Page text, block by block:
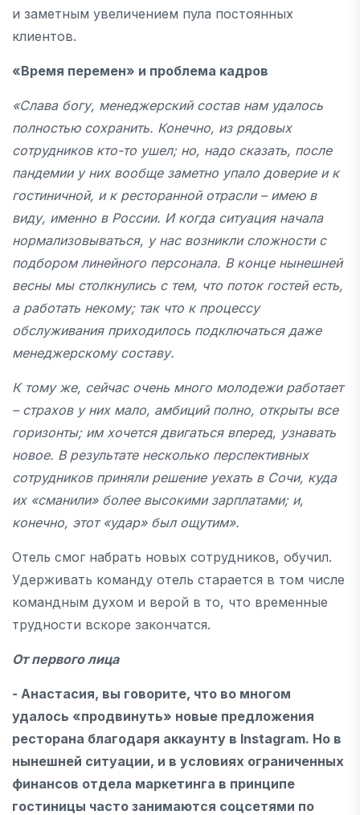
и заметным увеличением пула постоянных
клиентов.
«Время перемен» и проблема кадров
«Слава богу, менеджерский состав нам удалось
полностью сохранить. Конечно, из рядовых
сотрудников кто-то ушел; но, надо сказать, после
пандемии у них вообще заметно упало доверие и к
гостиничной, и к ресторанной отрасли – имею в
виду, именно в России. И когда ситуация начала
нормализовываться, у нас возникли сложности с
подбором линейного персонала. В конце нынешней
весны мы столкнулись с тем, что поток гостей есть,
а работать некому; так что к процессу
обслуживания приходилось подключаться даже
менеджерскому составу.
К тому же, сейчас очень много молодежи работает
– страхов у них мало, амбиций полно, открыты все
горизонты; им хочется двигаться вперед, узнавать
новое. В результате несколько перспективных
сотрудников приняли решение уехать в Сочи, куда
их «сманили» более высокими зарплатами; и,
конечно, этот «удар» был ощутим».
Отель смог набрать новых сотрудников, обучил.
Удерживать команду отель старается в том числе
командным духом и верой в то, что временные
трудности вскоре закончатся.
От первого лица
- Анастасия, вы говорите, что во многом
удалось «продвинуть» новые предложения
ресторана благодаря аккаунту в Instagram. Но в
нынешней ситуации, и в условиях ограниченных
финансов отдела маркетинга в принципе
гостиницы часто занимаются соцсетями по